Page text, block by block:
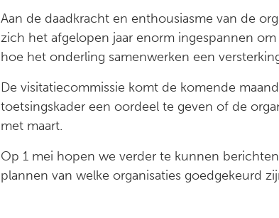
Aan de daadkracht en enthousiasme van de
zich het afgelopen jaar enorm ingespannen
hoe het onderling samenwerken een
De visitatiecommissie komt de komende
toetsingskader een oordeel te geven of de
met maart.
Op 1 mei hopen we verder te kunnen
plannen van welke organisaties goedgekeurd